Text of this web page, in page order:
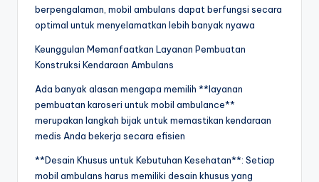
berpengalaman, mobil ambulans dapat berfungsi secara
optimal untuk menyelamatkan lebih banyak nyawa
Keunggulan Memanfaatkan Layanan Pembuatan
Konstruksi Kendaraan Ambulans
Ada banyak alasan mengapa memilih **layanan
pembuatan karoseri untuk mobil ambulance**
merupakan langkah bijak untuk memastikan kendaraan
medis Anda bekerja secara efisien
**Desain Khusus untuk Kebutuhan Kesehatan**: Setiap
mobil ambulans harus memiliki desain khusus yang